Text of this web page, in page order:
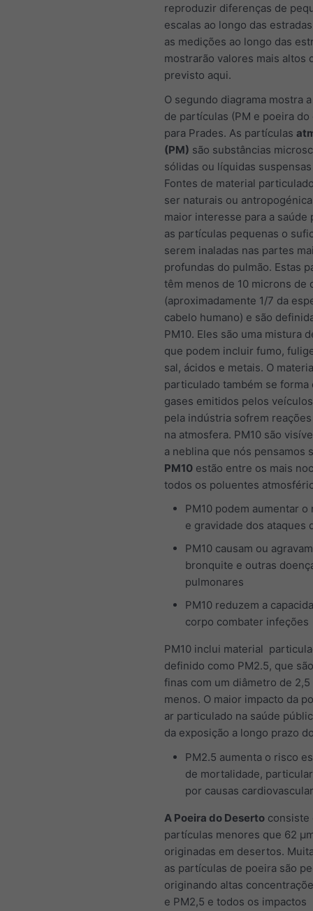
reproduzir diferenças de
escalas ao longo das
as medições ao longo das
mostrarão valores mais altos
previsto aqui.
O segundo diagrama mostra
de partículas (PM e poeira
para Prades. As partículas
(PM) são substâncias
sólidas ou líquidas
Fontes de material
ser naturais ou
maior interesse para a saúde
as partículas pequenas o
serem inaladas nas partes
profundas do pulmão. Estas
têm menos de 10 microns de
(aproximadamente 1/7 da
cabelo humano) e são
PM10. Eles são uma mistura
que podem incluir fumo,
sal, ácidos e metais. O
particulado também se forma
gases emitidos pelos
pela indústria sofrem
na atmosfera. PM10 são
a neblina que nós pensamos
PM10 estão entre os mais
todos os poluentes
PM10 podem aumentar o
e gravidade dos ataques
PM10 causam ou
bronquite e outras
pulmonares
PM10 reduzem a
corpo combater infeções
PM10 inclui material
definido como PM2.5, que
finas com um diâmetro de 2,5
menos. O maior impacto da
ar particulado na saúde
da exposição a longo prazo
PM2.5 aumenta o risco
de mortalidade,
por causas
A Poeira do Deserto consiste
partículas menores que 62
originadas em desertos.
as partículas de poeira são
originando altas
e PM2,5 e todos os impactos